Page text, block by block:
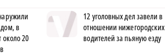
в
около 20
12 уголовных дел завели в
отношении нижегородских
водителей за пьяную езду